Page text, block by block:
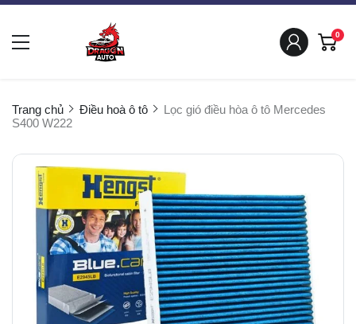
0
Trang chủ Điều hoà ô tô
Lọc gió điều hòa ô tô Mercedes
S400 W222